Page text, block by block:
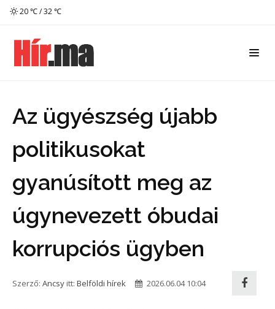
20 ℃ / 32 ℃
Az ügyészség újabb
politikusokat
gyanúsított meg az
úgynevezett óbudai
korrupciós ügyben
Szerző: Ancsy itt: Belföldi hírek 2026.06.04 10:04